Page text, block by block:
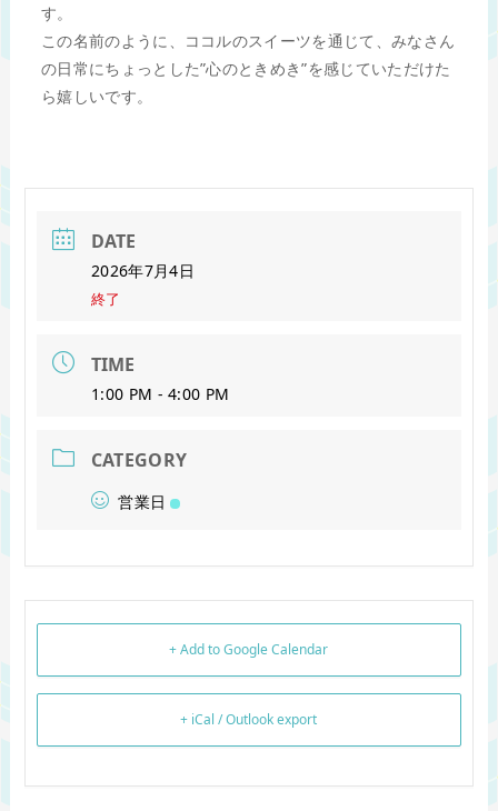
す。
この名前のように、ココルのスイーツを通じて、みなさん
の日常にちょっとした”心のときめき”を感じていただけた
ら嬉しいです。
DATE
2026年7月4日
終了
TIME
1:00 PM - 4:00 PM
CATEGORY
営業日
+ Add to Google Calendar
+ iCal / Outlook export